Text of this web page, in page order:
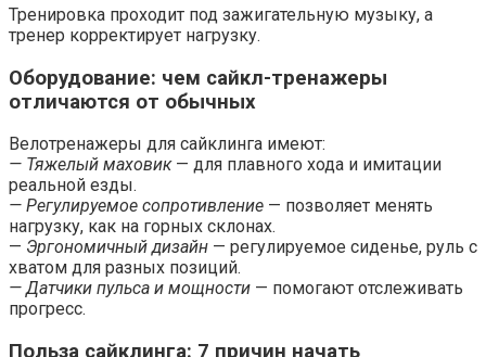
Тренировка проходит под зажигательную музыку, а
тренер корректирует нагрузку.
Оборудование: чем сайкл-тренажеры
отличаются от обычных
Велотренажеры для сайклинга имеют:
— Тяжелый маховик— для плавного хода и имитации
реальной езды.
— Регулируемое сопротивление — позволяет менять
нагрузку, как на горных склонах.
— Эргономичный дизайн — регулируемое сиденье, руль с
хватом для разных позиций.
— Датчики пульса и мощности — помогают отслеживать
прогресс.
Польза сайклинга: 7 причин начать